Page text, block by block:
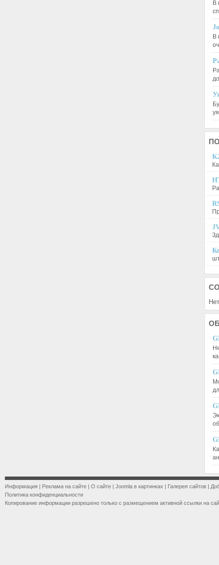
В
В
Информация | Реклама на сайте | О сайте | Joomla в картинках | Галерея сайтов |
Политика конфиденциальности
Копирование информации разрешено только с размещением активной ссылки на